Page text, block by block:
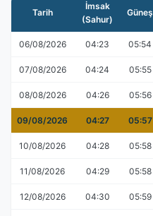
Tarih
İmsak
(Sahur)
Güneş
06/08/2026 04:23 05:54
07/08/2026 04:24 05:55
08/08/2026 04:26 05:56
09/08/2026 04:27 05:57
10/08/2026 04:28 05:58
11/08/2026 04:29 05:58
12/08/2026 04:30 05:59